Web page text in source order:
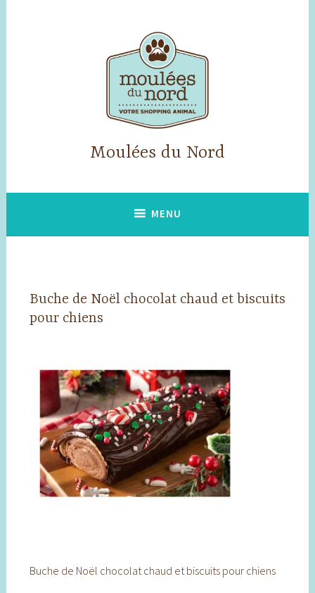
Moulées du Nord
MENU
Buche de Noël chocolat chaud et biscuits
pour chiens
Buche de Noël chocolat chaud et biscuits pour chiens